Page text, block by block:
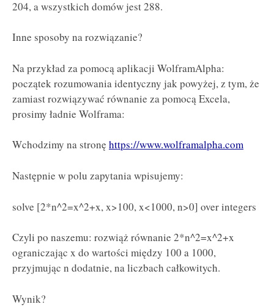
204, a wszystkich domów jest 288.
Inne sposoby na rozwiązanie?
Na przykład za pomocą aplikacji WolframAlpha:
początek rozumowania identyczny jak powyżej, z tym, że
zamiast rozwiązywać równanie za pomocą Excela,
prosimy ładnie Wolframa:
Wchodzimy na stronę https://www.wolframalpha.com
Następnie w polu zapytania wpisujemy:
solve [2*n^2=x^2+x, x>100, x<1000, n>0] over integers
Czyli po naszemu: rozwiąż równanie 2*n^2=x^2+x
ograniczając x do wartości między 100 a 1000,
przyjmując n dodatnie, na liczbach całkowitych.
Wynik?